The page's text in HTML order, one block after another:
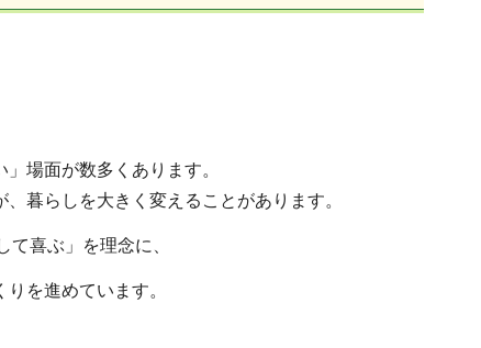
場面が数多くあります。
暮らしを大きく変えることがあります。
喜ぶ」を理念に、
を進めています。